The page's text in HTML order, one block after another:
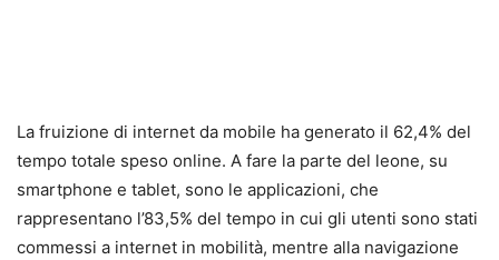
La fruizione di internet da mobile ha generato il 62,4% del
tempo totale speso online. A fare la parte del leone, su
smartphone e tablet, sono le applicazioni, che
rappresentano l’83,5% del tempo in cui gli utenti sono stati
commessi a internet in mobilità, mentre alla navigazione